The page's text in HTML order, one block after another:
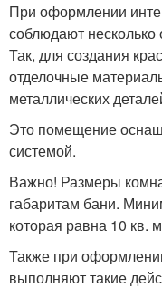
При оформлении
соблюдают
Так, для создания
отделочные
металлических
Это помещение
системой.
Важно! Размеры
габаритам бани.
которая равна 10 кв.
Также при
выполняют такие